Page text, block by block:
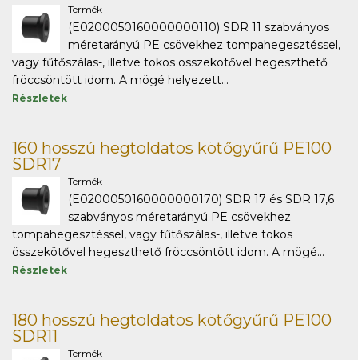
Termék
(E0200050160000000110) SDR 11 szabványos
méretarányú PE csövekhez tompahegesztéssel,
vagy fűtőszálas-, illetve tokos összekötővel hegeszthető
fröccsöntött idom. A mögé helyezett...
Részletek
160 hosszú hegtoldatos kötőgyűrű PE100
SDR17
Termék
(E0200050160000000170) SDR 17 és SDR 17,6
szabványos méretarányú PE csövekhez
tompahegesztéssel, vagy fűtőszálas-, illetve tokos
összekötővel hegeszthető fröccsöntött idom. A mögé...
Részletek
180 hosszú hegtoldatos kötőgyűrű PE100
SDR11
Termék